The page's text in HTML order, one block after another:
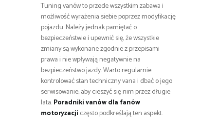
Tuning vanów to przede wszystkim zabawa i
możliwość wyrażenia siebie poprzez modyfikację
pojazdu. Należy jednak pamiętać o
bezpieczeństwie i upewnić się, że wszystkie
zmiany są wykonane zgodnie z przepisami
prawa i nie wpływają negatywnie na
bezpieczeństwo jazdy. Warto regularnie
kontrolować stan techniczny vana i dbać o jego
serwisowanie, aby cieszyć się nim przez długie
lata.Poradniki vanów dla fanów
motoryzacji często podkreślają ten aspekt.